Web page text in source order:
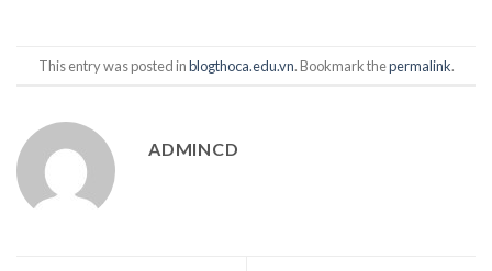
This entry was posted inblogthoca.edu.vn. Bookmark thepermalink.
ADMINCD